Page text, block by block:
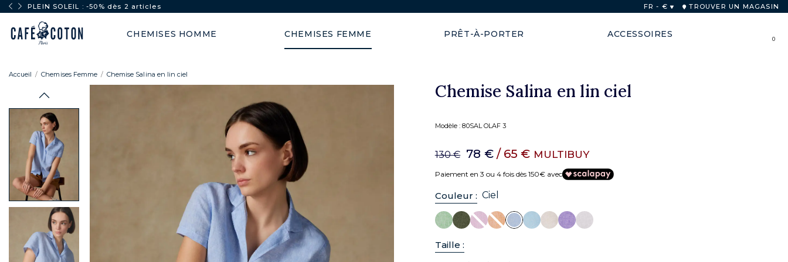
PLEIN SOLEIL : -50% dès 2 articles FR - € TROUVER UN MAGASIN
CHEMISES HOMME CHEMISES FEMME PRÊT-À-PORTER ACCESSOIRES 0
Accueil Chemises Femme Chemise Salina en lin ciel
Chemise Salina en lin ciel
Modèle :80SAL OLAF 3
130 € 78 €/ 65 € MULTIBUY
Paiement en 3 ou 4 fois dès 150€ avec
Couleur : Ciel
Taille :